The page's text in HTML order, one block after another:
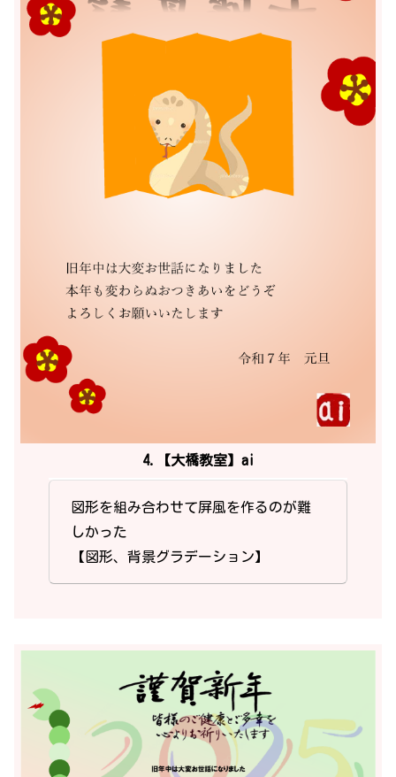
4.【大橋教室】ai
図形を組み合わせて屏風を作るのが難
しかった
【図形、背景グラデーション】